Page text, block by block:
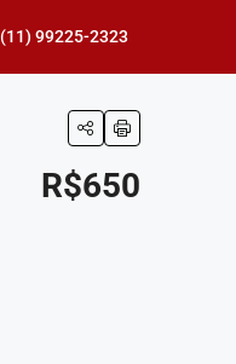
(11) 99225-2323
R$650